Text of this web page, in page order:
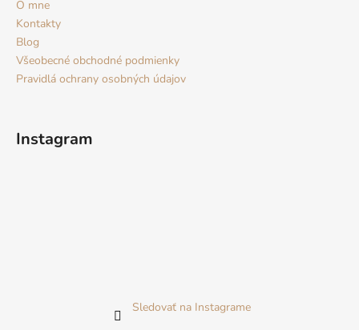
O mne
Kontakty
Blog
Všeobecné obchodné podmienky
Pravidlá ochrany osobných údajov
Instagram
Sledovať na Instagrame